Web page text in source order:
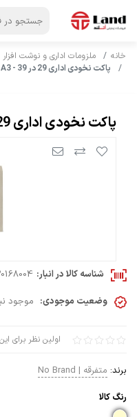
خانه ملزومات اداری و نوشت افزار
پاکت نخودی اداری 29 در 39 - A3
پاکت نخودی اداری 29 در 39 - A3
اولین نظر برای
برند: متفرقه | No Brand
رنگ كالا
شناسه کالا در انبار:
وضعیت موجودی: موجود